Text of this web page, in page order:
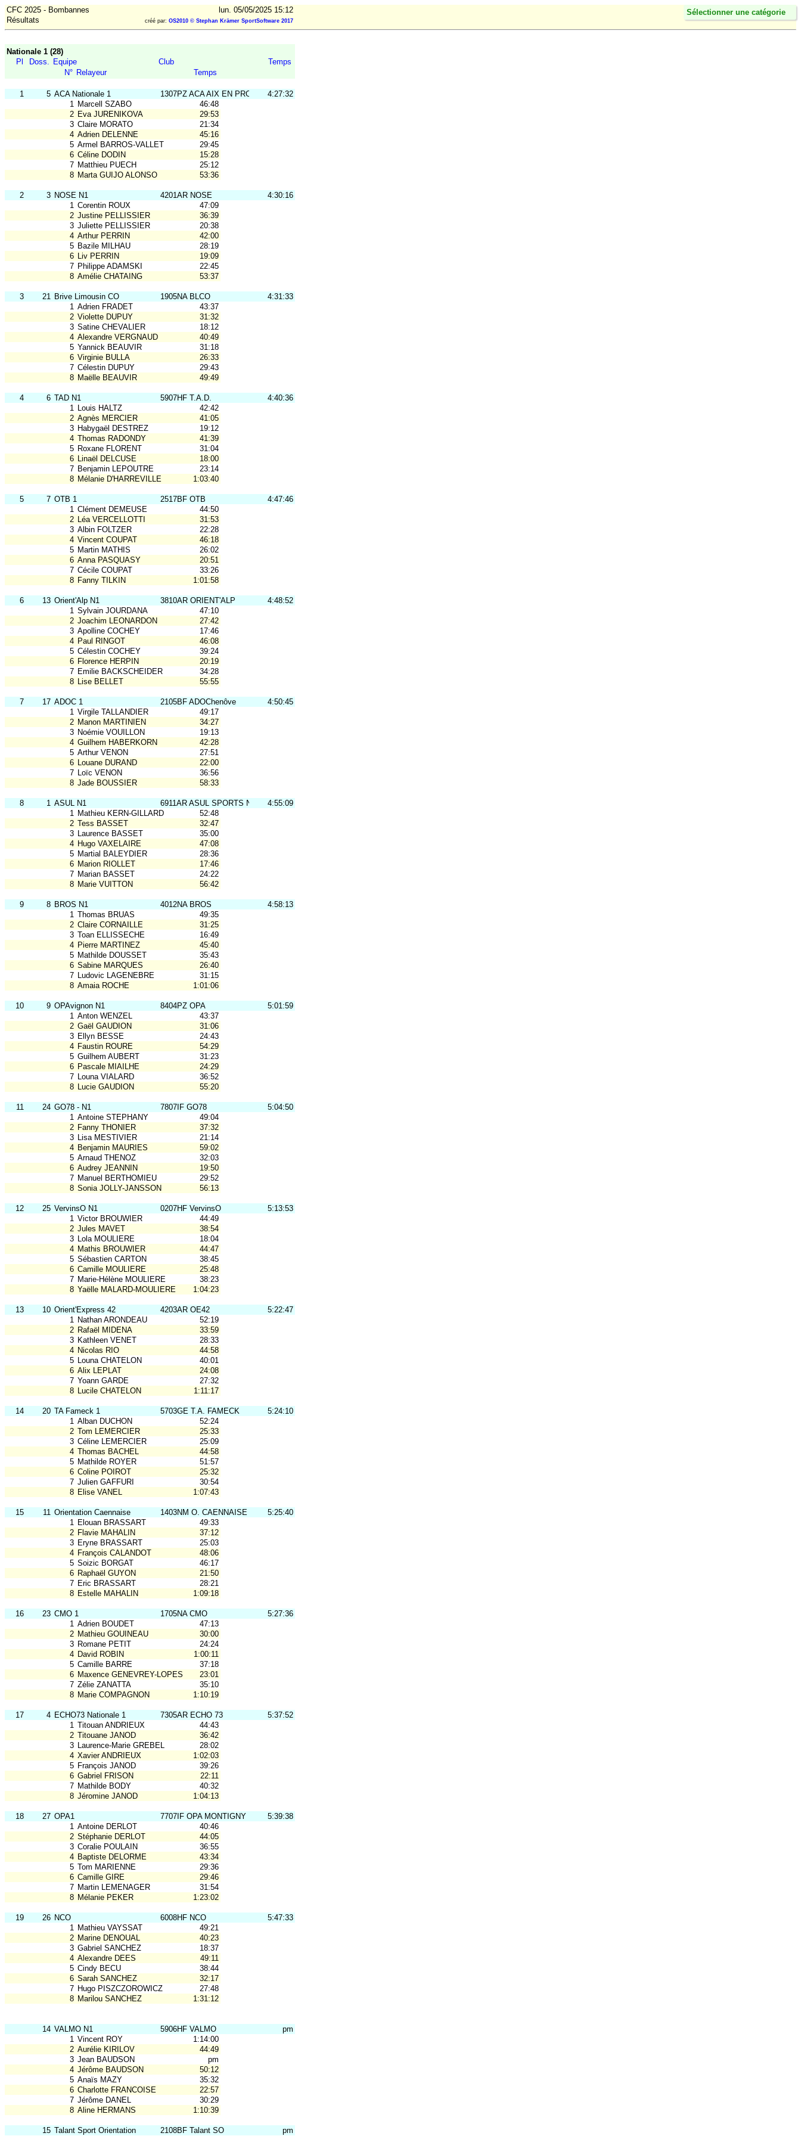
CFC 2025 - Bombannes
lun. 05/05/2025 15:12
Résultats
créé par: OS2010 © Stephan Krämer SportSoftware 2017
Nationale 1 (28)
Pl
Doss. Equipe Club
Temps
N° Relayeur Temps
1 5 ACA Nationale 1 1307PZ ACA AIX EN PROV
4:27:32
1 Marcell SZABO
46:48
2 Eva JURENIKOVA
29:53
3 Claire MORATO
21:34
4 Adrien DELENNE
45:16
5 Armel BARROS-VALLET
29:45
6 Céline DODIN
15:28
7 Matthieu PUECH
25:12
8 Marta GUIJO ALONSO 53:36
2 3 NOSE N1 4201AR NOSE
4:30:16
1 Corentin ROUX
47:09
2 Justine PELLISSIER
36:39
3 Juliette PELLISSIER
20:38
4 Arthur PERRIN
42:00
5 Bazile MILHAU
28:19
6 Liv PERRIN
19:09
7 Philippe ADAMSKI
22:45
8 Amélie CHATAING 53:37
3 21 Brive Limousin CO 1905NA BLCO
4:31:33
1 Adrien FRADET
43:37
2 Violette DUPUY
31:32
3 Satine CHEVALIER
18:12
4 Alexandre VERGNAUD
40:49
5 Yannick BEAUVIR
31:18
6 Virginie BULLA
26:33
7 Célestin DUPUY
29:43
8 Maëlle BEAUVIR 49:49
4 6 TAD N1 5907HF T.A.D.
4:40:36
1 Louis HALTZ
42:42
2 Agnès MERCIER
41:05
3 Habygaël DESTREZ
19:12
4 Thomas RADONDY
41:39
5 Roxane FLORENT
31:04
6 Linaël DELCUSE
18:00
7 Benjamin LEPOUTRE
23:14
8 Mélanie D'HARREVILLE 1:03:40
5 7 OTB 1 2517BF OTB
4:47:46
1 Clément DEMEUSE
44:50
2 Léa VERCELLOTTI
31:53
3 Albin FOLTZER
22:28
4 Vincent COUPAT
46:18
5 Martin MATHIS
26:02
6 Anna PASQUASY
20:51
7 Cécile COUPAT
33:26
8 Fanny TILKIN 1:01:58
6 13 Orient'Alp N1 3810AR ORIENT'ALP
4:48:52
1 Sylvain JOURDANA
47:10
2 Joachim LEONARDON
27:42
3 Apolline COCHEY
17:46
4 Paul RINGOT
46:08
5 Célestin COCHEY
39:24
6 Florence HERPIN
20:19
7 Emilie BACKSCHEIDER
34:28
8 Lise BELLET 55:55
7 17 ADOC 1 2105BF ADOChenôve
4:50:45
1 Virgile TALLANDIER
49:17
2 Manon MARTINIEN
34:27
3 Noémie VOUILLON
19:13
4 Guilhem HABERKORN
42:28
5 Arthur VENON
27:51
6 Louane DURAND
22:00
7 Loïc VENON
36:56
8 Jade BOUSSIER 58:33
8 1 ASUL N1 6911AR ASUL SPORTS NAT
4:55:09
1 Mathieu KERN-GILLARD
52:48
2 Tess BASSET
32:47
3 Laurence BASSET
35:00
4 Hugo VAXELAIRE
47:08
5 Martial BALEYDIER
28:36
6 Marion RIOLLET
17:46
7 Marian BASSET
24:22
8 Marie VUITTON 56:42
9 8 BROS N1 4012NA BROS
4:58:13
1 Thomas BRUAS
49:35
2 Claire CORNAILLE
31:25
3 Toan ELLISSECHE
16:49
4 Pierre MARTINEZ
45:40
5 Mathilde DOUSSET
35:43
6 Sabine MARQUES
26:40
7 Ludovic LAGENEBRE
31:15
8 Amaia ROCHE 1:01:06
10 9 OPAvignon N1 8404PZ OPA
5:01:59
1 Anton WENZEL
43:37
2 Gaël GAUDION
31:06
3 Ellyn BESSE
24:43
4 Faustin ROURE
54:29
5 Guilhem AUBERT
31:23
6 Pascale MIAILHE
24:29
7 Louna VIALARD
36:52
8 Lucie GAUDION 55:20
11 24 GO78 - N1 7807IF GO78
5:04:50
1 Antoine STEPHANY
49:04
2 Fanny THONIER
37:32
3 Lisa MESTIVIER
21:14
4 Benjamin MAURIES
59:02
5 Arnaud THENOZ
32:03
6 Audrey JEANNIN
19:50
7 Manuel BERTHOMIEU
29:52
8 Sonia JOLLY-JANSSON 56:13
12 25 VervinsO N1 0207HF VervinsO
5:13:53
1 Victor BROUWIER
44:49
2 Jules MAVET
38:54
3 Lola MOULIERE
18:04
4 Mathis BROUWIER
44:47
5 Sébastien CARTON
38:45
6 Camille MOULIERE
25:48
7 Marie-Hélène MOULIERE
38:23
8 Yaëlle MALARD-MOULIERE 1:04:23
13 10 Orient'Express 42 4203AR OE42
5:22:47
1 Nathan ARONDEAU
52:19
2 Rafaël MIDENA
33:59
3 Kathleen VENET
28:33
4 Nicolas RIO
44:58
5 Louna CHATELON
40:01
6 Alix LEPLAT
24:08
7 Yoann GARDE
27:32
8 Lucile CHATELON 1:11:17
14 20 TA Fameck 1 5703GE T.A. FAMECK
5:24:10
1 Alban DUCHON
52:24
2 Tom LEMERCIER
25:33
3 Céline LEMERCIER
25:09
4 Thomas BACHEL
44:58
5 Mathilde ROYER
51:57
6 Coline POIROT
25:32
7 Julien GAFFURI
30:54
8 Elise VANEL 1:07:43
15 11 Orientation Caennaise 1403NM O. CAENNAISE
5:25:40
1 Elouan BRASSART
49:33
2 Flavie MAHALIN
37:12
3 Eryne BRASSART
25:03
4 François CALANDOT
48:06
5 Soizic BORGAT
46:17
6 Raphaël GUYON
21:50
7 Eric BRASSART
28:21
8 Estelle MAHALIN 1:09:18
16 23 CMO 1 1705NA CMO
5:27:36
1 Adrien BOUDET
47:13
2 Mathieu GOUINEAU
30:00
3 Romane PETIT
24:24
4 David ROBIN
1:00:11
5 Camille BARRE
37:18
6 Maxence GENEVREY-LOPES
23:01
7 Zélie ZANATTA
35:10
8 Marie COMPAGNON 1:10:19
17 4 ECHO73 Nationale 1 7305AR ECHO 73
5:37:52
1 Titouan ANDRIEUX
44:43
2 Titouane JANOD
36:42
3 Laurence-Marie GREBEL
28:02
4 Xavier ANDRIEUX
1:02:03
5 François JANOD
39:26
6 Gabriel FRISON
22:11
7 Mathilde BODY
40:32
8 Jéromine JANOD 1:04:13
18 27 OPA1 7707IF OPA MONTIGNY
5:39:38
1 Antoine DERLOT
40:46
2 Stéphanie DERLOT
44:05
3 Coralie POULAIN
36:55
4 Baptiste DELORME
43:34
5 Tom MARIENNE
29:36
6 Camille GIRE
29:46
7 Martin LEMENAGER
31:54
8 Mélanie PEKER 1:23:02
19 26 NCO 6008HF NCO
5:47:33
1 Mathieu VAYSSAT
49:21
2 Marine DENOUAL
40:23
3 Gabriel SANCHEZ
18:37
4 Alexandre DEES
49:11
5 Cindy BECU
38:44
6 Sarah SANCHEZ
32:17
7 Hugo PISZCZOROWICZ
27:48
8 Marilou SANCHEZ 1:31:12
14 VALMO N1 5906HF VALMO
pm
1 Vincent ROY
1:14:00
2 Aurélie KIRILOV
44:49
3 Jean BAUDSON
pm
4 Jérôme BAUDSON
50:12
5 Anaïs MAZY
35:32
6 Charlotte FRANCOISE
22:57
7 Jérôme DANEL
30:29
8 Aline HERMANS 1:10:39
15 Talant Sport Orientation 2108BF Talant SO pm
Sélectionner une catégorie